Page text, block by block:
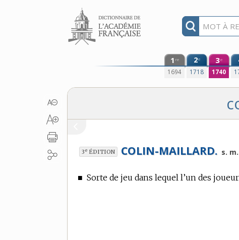
Aller au contenu
1 re
1694
2e
1718
3e
1740
3e ÉDITION COLIN-MAILLARD. s. m.
■ Sorte de jeu dans lequel l’un des